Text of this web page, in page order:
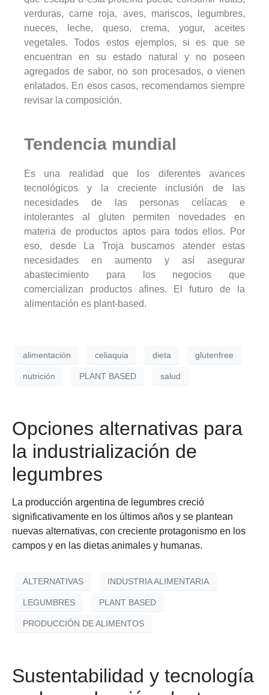
verduras, carne roja, aves, mariscos, legumbres,
nueces, leche, queso, crema, yogur, aceites
vegetales. Todos estos ejemplos, si es que se
encuentran en su estado natural y no poseen
agregados de sabor, no son procesados, o vienen
enlatados. En esos casos, recomendamos siempre
revisar la composición.
Tendencia mundial
Es una realidad que los diferentes avances
tecnológicos y la creciente inclusión de las
necesidades de las personas celíacas e
intolerantes al gluten permiten novedades en
materia de productos aptos para todos ellos. Por
eso, desde La Troja buscamos atender estas
necesidades en aumento y así asegurar
abastecimiento para los negocios que
comercializan productos afines. El futuro de la
alimentación es plant-based.
alimentación celiaquia dieta glutenfree
nutrición PLANT BASED salud
Opciones alternativas para
la industrialización de
legumbres
La producción argentina de legumbres creció
significativamente en los últimos años y se plantean
nuevas alternativas, con creciente protagonismo en los
campos y en las dietas animales y humanas.
ALTERNATIVAS INDUSTRIA ALIMENTARIA
LEGUMBRES PLANT BASED
PRODUCCIÓN DE ALIMENTOS
Sustentabilidad y tecnología